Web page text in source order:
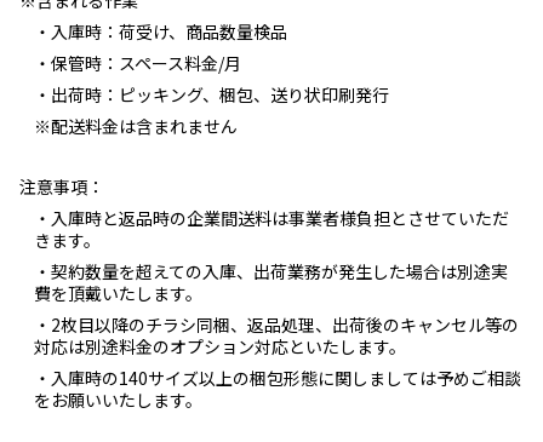
・入庫時：荷受け、商品数量検品
・保管時：スペース料金/月
・出荷時：ピッキング、梱包、送り状印刷発行
※配送料金は含まれません
注意事項：
・入庫時と返品時の企業間送料は事業者様負担とさせていただ
きます。
・契約数量を超えての入庫、出荷業務が発生した場合は別途実
費を頂戴いたします。
・2枚目以降のチラシ同梱、返品処理、出荷後のキャンセル等の
対応は別途料金のオプション対応といたします。
・入庫時の140サイズ以上の梱包形態に関しましては予めご相談
をお願いいたします。